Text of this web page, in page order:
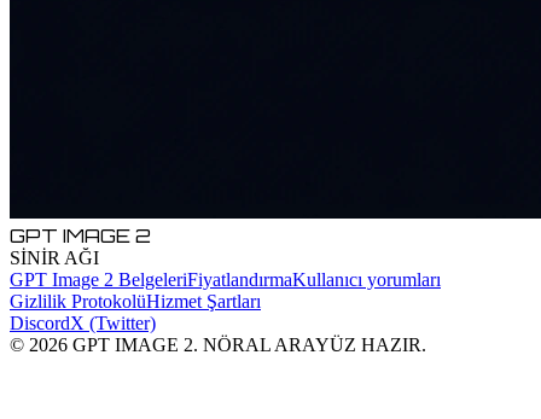
GPT IMAGE 2
SİNİR AĞI
GPT Image 2 BelgeleriFiyatlandırmaKullanıcı yorumları
Gizlilik ProtokolüHizmet Şartları
DiscordX (Twitter)
© 2026 GPT IMAGE 2. NÖRAL ARAYÜZ HAZIR.